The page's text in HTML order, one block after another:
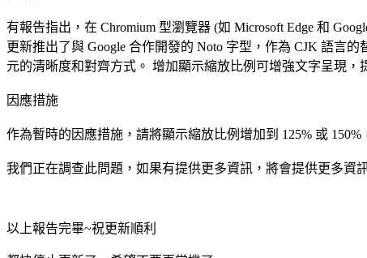
有報告指出，在 Chromium 型瀏覽器 (如 Microsoft Edge 和
更新推出了與 Google 合作開發的 Noto 字型，作為 CJK 語言
元的清晰度和對齊方式。 增加顯示縮放比例可增強文字呈現，
因應措施
作為暫時的因應措施，請將顯示縮放比例增加到 125% 或
我們正在調查此問題，如果有提供更多資訊，將會提供更多資
以上報告完畢~祝更新順利